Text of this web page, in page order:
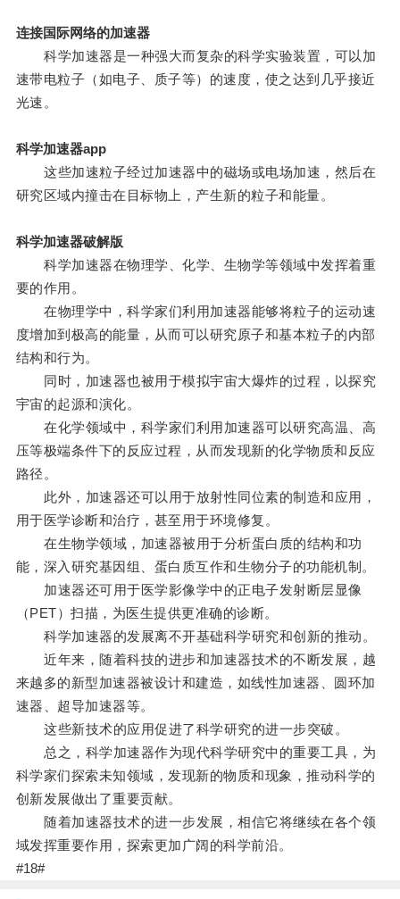
连接国际网络的加速器
科学加速器是一种强大而复杂的科学实验装置，可以加
速带电粒子（如电子、质子等）的速度，使之达到几乎接近
光速。
科学加速器app
这些加速粒子经过加速器中的磁场或电场加速，然后在
研究区域内撞击在目标物上，产生新的粒子和能量。
科学加速器破解版
科学加速器在物理学、化学、生物学等领域中发挥着重
要的作用。
在物理学中，科学家们利用加速器能够将粒子的运动速
度增加到极高的能量，从而可以研究原子和基本粒子的内部
结构和行为。
同时，加速器也被用于模拟宇宙大爆炸的过程，以探究
宇宙的起源和演化。
在化学领域中，科学家们利用加速器可以研究高温、高
压等极端条件下的反应过程，从而发现新的化学物质和反应
路径。
此外，加速器还可以用于放射性同位素的制造和应用，
用于医学诊断和治疗，甚至用于环境修复。
在生物学领域，加速器被用于分析蛋白质的结构和功
能，深入研究基因组、蛋白质互作和生物分子的功能机制。
加速器还可用于医学影像学中的正电子发射断层显像
（PET）扫描，为医生提供更准确的诊断。
科学加速器的发展离不开基础科学研究和创新的推动。
近年来，随着科技的进步和加速器技术的不断发展，越
来越多的新型加速器被设计和建造，如线性加速器、圆环加
速器、超导加速器等。
这些新技术的应用促进了科学研究的进一步突破。
总之，科学加速器作为现代科学研究中的重要工具，为
科学家们探索未知领域，发现新的物质和现象，推动科学的
创新发展做出了重要贡献。
随着加速器技术的进一步发展，相信它将继续在各个领
域发挥重要作用，探索更加广阔的科学前沿。
#18#